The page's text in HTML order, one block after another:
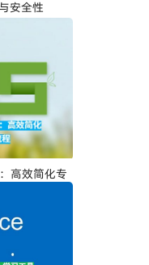
安全性
高效简化专